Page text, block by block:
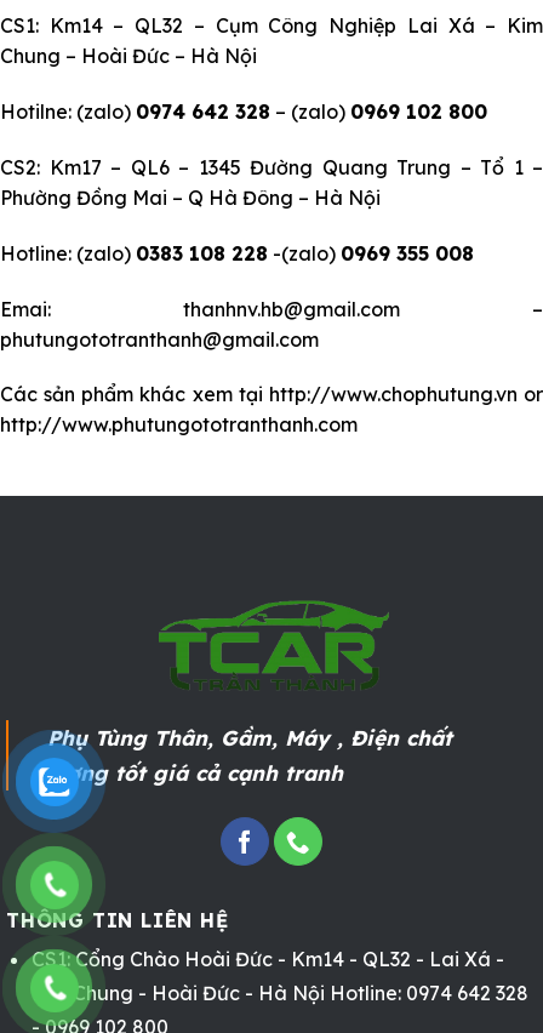
CS1: Km14 – QL32 – Cụm Công Nghiệp Lai Xá – Kim
Chung – Hoài Đức – Hà Nội
Hotilne: (zalo) 0974 642 328 – (zalo) 0969 102 800
CS2: Km17 – QL6 – 1345 Đường Quang Trung – Tổ 1 –
Phường Đồng Mai – Q Hà Đông – Hà Nội
Hotline: (zalo) 0383 108 228 -(zalo) 0969 355 008
Emai: thanhnv.hb@gmail.com –
phutungototranthanh@gmail.com
Các sản phẩm khác xem tại http://www.chophutung.vn or
http://www.phutungototranthanh.com
Phụ Tùng Thân, Gầm, Máy , Điện chất
lượng tốt giá cả cạnh tranh
THÔNG TIN LIÊN HỆ
CS1: Cổng Chào Hoài Đức - Km14 - QL32 - Lai Xá -
Kim Chung - Hoài Đức - Hà Nội Hotline: 0974 642 328
- 0969 102 800